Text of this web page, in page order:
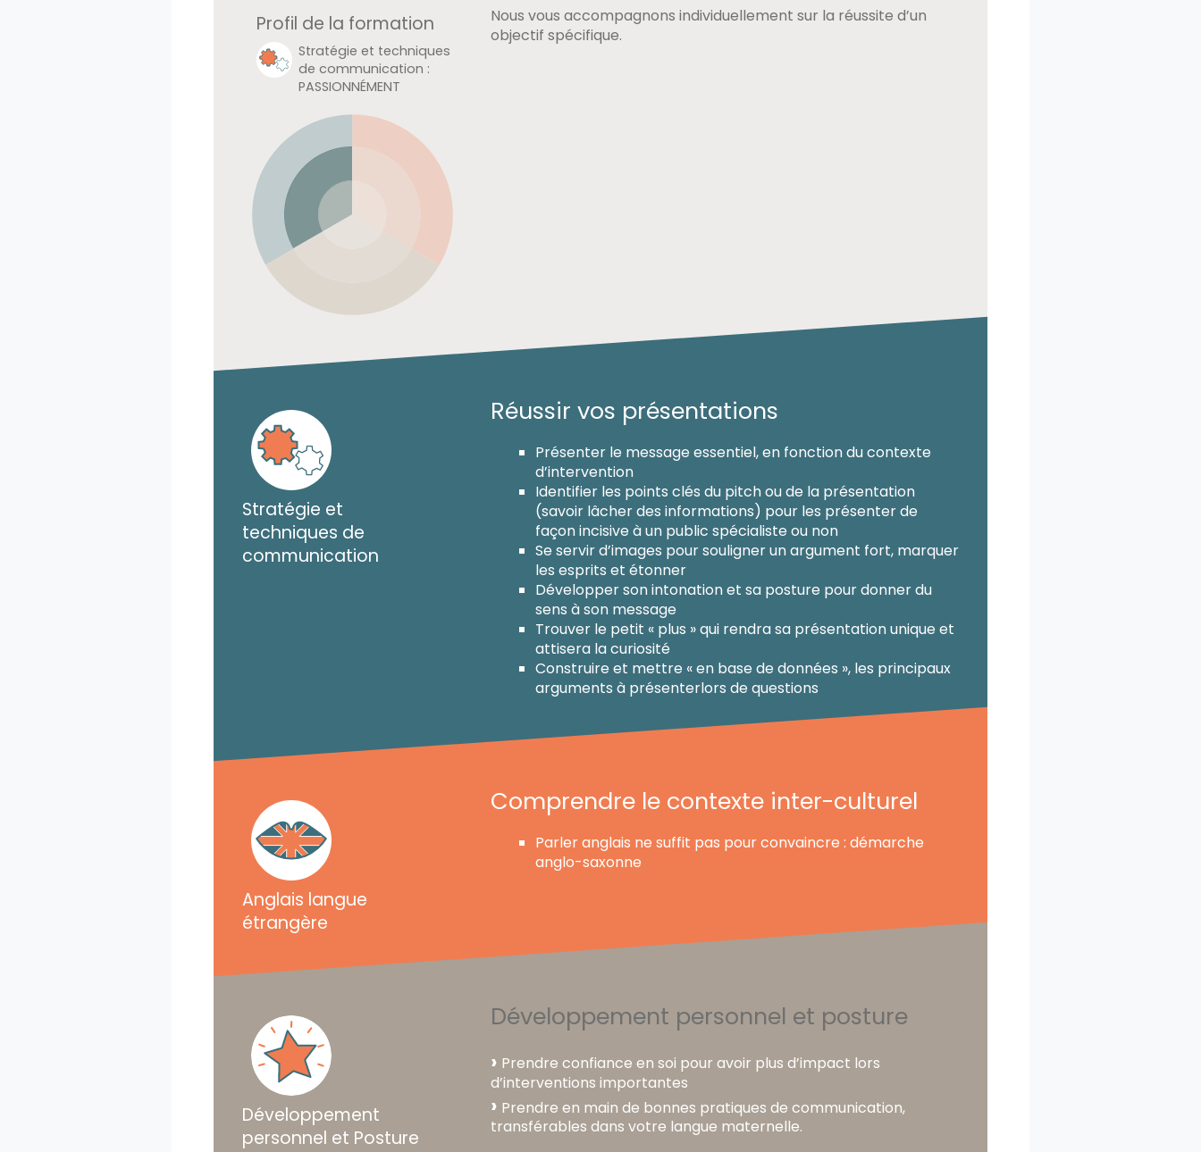
Profil de la formation
Développement
personnel et Posture
PASSIONNÉMENT
Nous vous accompagnons individuellement sur la réussite d’un
objectif spécifique.
Stratégie et
techniques de
communication
Réussir vos présentations
Présenter le message essentiel, en fonction du contexte
d’intervention
Identifier les points clés du pitch ou de la présentation
(savoir lâcher des informations) pour les présenter de
façon incisive à un public spécialiste ou non
Se servir d’images pour souligner un argument fort, marquer
les esprits et étonner
Développer son intonation et sa posture pour donner du
sens à son message
Trouver le petit « plus » qui rendra sa présentation unique et
attisera la curiosité
Construire et mettre « en base de données », les principaux
arguments à présenterlors de questions
Anglais langue
étrangère
Comprendre le contexte inter-culturel
Parler anglais ne suffit pas pour convaincre : démarche
anglo-saxonne
Développement
personnel et Posture
Développement personnel et posture
Prendre confiance en soi pour avoir plus d’impact lors
d’interventions importantes
Prendre en main de bonnes pratiques de communication,
transférables dans votre langue maternelle.